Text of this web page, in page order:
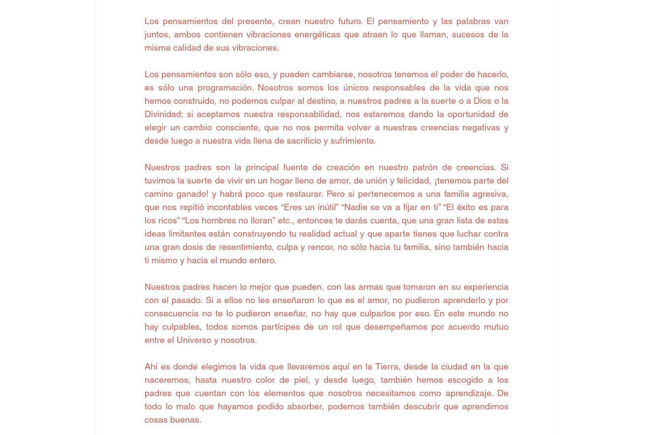
Los pensamientos del presente, crean nuestro futuro. El pensamiento y las palabras van
juntos, ambos contienen vibraciones energéticas que atraen lo que llaman, sucesos de la
misma calidad de sus vibraciones.
Los pensamientos son sólo eso, y pueden cambiarse, nosotros tenemos el poder de hacerlo,
es sólo una programación. Nosotros somos los únicos responsables de la vida que nos
hemos construido, no podemos culpar al destino, a nuestros padres a la suerte o a Dios o la
Divinidad; si aceptamos nuestra responsabilidad, nos estaremos dando la oportunidad de
elegir un cambio consciente, que no nos permita volver a nuestras creencias negativas y
desde luego a nuestra vida llena de sacrificio y sufrimiento.
Nuestros padres son la principal fuente de creación en nuestro patrón de creencias. Si
tuvimos la suerte de vivir en un hogar lleno de amor, de unión y felicidad, ¡tenemos parte del
camino ganado! y habrá poco que restaurar. Pero si pertenecemos a una familia agresiva,
que nos repitió incontables veces “Eres un inútil” “Nadie se va a fijar en ti” “El éxito es para
los ricos” “Los hombres no lloran” etc., entonces te darás cuenta, que una gran lista de estas
ideas limitantes están construyendo tu realidad actual y que aparte tienes que luchar contra
una gran dosis de resentimiento, culpa y rencor, no sólo hacia tu familia, sino también hacia
ti mismo y hacia el mundo entero.
Nuestros padres hacen lo mejor que pueden, con las armas que tomaron en su experiencia
con el pasado. Si a ellos no les enseñaron lo que es el amor, no pudieron aprenderlo y por
consecuencia no te lo pudieron enseñar, no hay que culparlos por eso. En este mundo no
hay culpables, todos somos partícipes de un rol que desempeñamos por acuerdo mutuo
entre el Universo y nosotros.
Ahí es donde elegimos la vida que llevaremos aquí en la Tierra, desde la ciudad en la que
naceremos, hasta nuestro color de piel, y desde luego, también hemos escogido a los
padres que cuentan con los elementos que nosotros necesitamos como aprendizaje. De
todo lo malo que hayamos podido absorber, podemos también descubrir que aprendimos
cosas buenas.